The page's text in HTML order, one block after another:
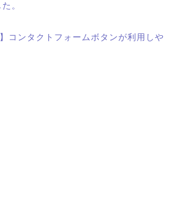
。
】コンタクトフォームボタンが利用しや